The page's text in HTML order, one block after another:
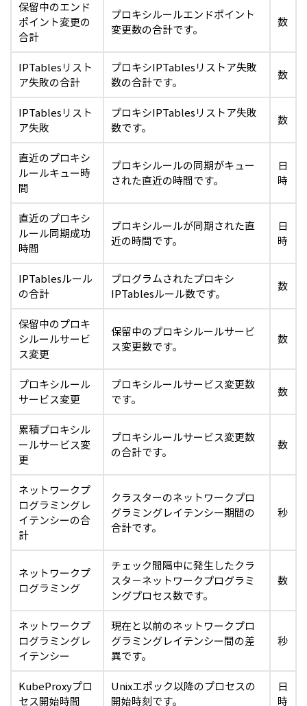
保留中のエンド
ポイント変更の
合計
プロキシルールエンドポイント
変更数の合計です。
数
IPTablesリスト
ア失敗の合計
プロキシIPTablesリストア失敗
数の合計です。
数
IPTablesリスト
ア失敗
プロキシIPTablesリストア失敗
数です。
数
直近のプロキシ
ルールキュー時
間
プロキシルールの同期がキュー
された直近の時間です。
日
時
直近のプロキシ
ルール同期成功
時間
プロキシルールが同期された直
近の時間です。
日
時
IPTablesルール
の合計
プログラムされたプロキシ
IPTablesルール数です。
数
保留中のプロキ
シルールサービ
ス変更
保留中のプロキシルールサービ
ス変更数です。
数
プロキシルール
サービス変更
プロキシルールサービス変更数
です。
数
累積プロキシル
ールサービス変
更
プロキシルールサービス変更数
の合計です。
数
ネットワークプ
ログラミングレ
イテンシーの合
計
クラスターのネットワークプロ
グラミングレイテンシー期間の
合計です。
秒
ネットワークプ
ログラミング
チェック間隔中に発生したクラ
スタ－ネットワークプログラミ
ングプロセス数です。
数
ネットワークプ
ログラミングレ
イテンシー
現在と以前のネットワークプロ
グラミングレイテンシー間の差
異です。
秒
KubeProxyプロ
セス開始時間
Unixエポック以降のプロセスの
開始時刻です。
日
時